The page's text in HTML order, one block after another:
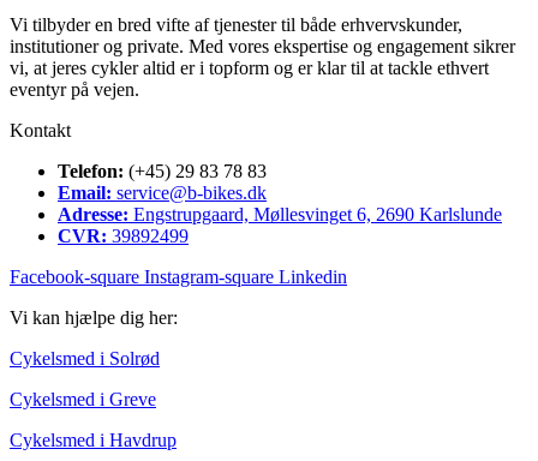
Vi tilbyder en bred vifte af tjenester til både erhvervskunder,
institutioner og private. Med vores ekspertise og engagement sikrer
vi, at jeres cykler altid er i topform og er klar til at tackle ethvert
eventyr på vejen.
Kontakt
Telefon: (+45) 29 83 78 83
Email: service@b-bikes.dk
Adresse: Engstrupgaard, Møllesvinget 6, 2690 Karlslunde
CVR: 39892499
Facebook-square Instagram-square Linkedin
Vi kan hjælpe dig her:
Cykelsmed i Solrød
Cykelsmed i Greve
Cykelsmed i Havdrup